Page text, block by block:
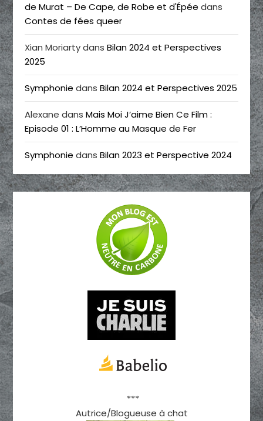
de Murat – De Cape, de Robe et d'Épée dans
Contes de fées queer
Xian MoriartydansBilan 2024 et Perspectives
2025
Symphonie dansBilan 2024 et Perspectives 2025
Alexane dansMais Moi J’aime Bien Ce Film :
Episode 01 : L’Homme au Masque de Fer
Symphonie dansBilan 2023 et Perspective 2024
***
Autrice/Blogueuse à chat